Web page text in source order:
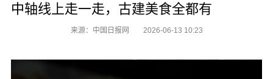
中轴线上走一走，古建美食全都有
来源：中国日报网 2026-06-13 10:23